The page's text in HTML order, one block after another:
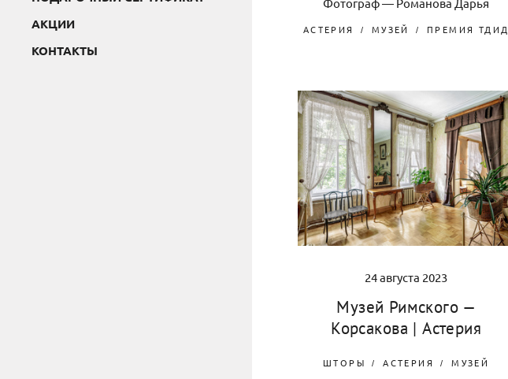
АКЦИИ
КОНТАКТЫ
Фотограф — Романова Дарья
АСТЕРИЯ МУЗЕЙ ПРЕМИЯ ТДИД
24 августа 2023
Музей Римского —
Корсакова | Астерия
ШТОРЫ АСТЕРИЯ МУЗЕЙ